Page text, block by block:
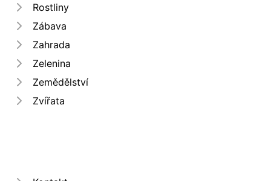
Rostliny
Zábava
Zahrada
Zelenina
Zemědělství
Zvířata